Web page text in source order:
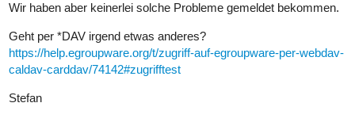
Wir haben aber keinerlei solche Probleme gemeldet bekommen.
Geht per *DAV irgend etwas anderes?
https://help.egroupware.org/t/zugriff-auf-egroupware-per-webdav-
caldav-carddav/74142#zugrifftest
Stefan